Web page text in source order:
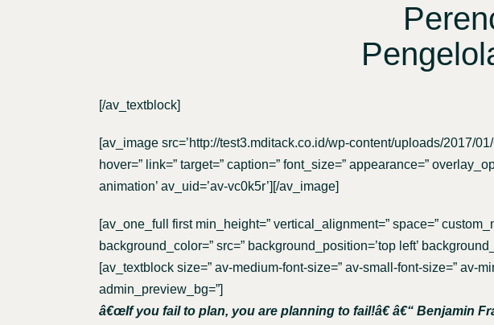
[/av_textblock]
[av_image src=’http://test3.mditack.co.id/wp-content/uploads/2017/
hover=” link=” target=” caption=” font_size=” appearance=”
animation’ av_uid=’av-vc0k5r’][/av_image]
[av_one_full first min_height=” vertical_alignment=” space=”
background_color=” src=” background_position=’top left’
[av_textblock size=” av-medium-font-size=” av-small-font-size=” av-
admin_preview_bg=”]
â€œIf you fail to plan, you are planning to fail!â€ â€“ Benjamin